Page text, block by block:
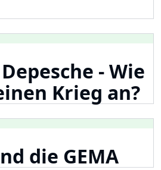
- Wie
Krieg an?
die GEMA